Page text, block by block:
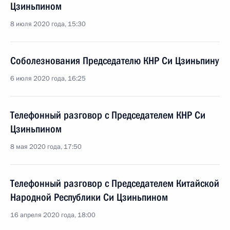
Цзиньпином
8 июля 2020 года, 15:30
Соболезнования Председателю КНР Си Цзиньпину
6 июля 2020 года, 16:25
Телефонный разговор с Председателем КНР Си
Цзиньпином
8 мая 2020 года, 17:50
Телефонный разговор с Председателем Китайской
Народной Республики Си Цзиньпином
16 апреля 2020 года, 18:00